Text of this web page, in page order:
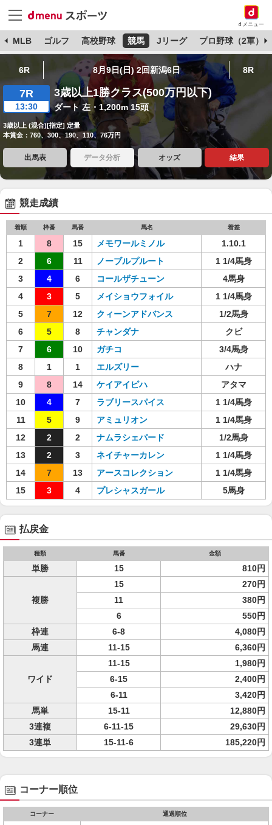
dメニュー
MLB ゴルフ 高校野球 競馬 Jリーグ プロ野球（2軍）
6R 8月9日(日) 2回新潟6日 8R
7R
13:30
3歳以上1勝クラス(500万円以下)
ダート 左・1,200m 15頭
3歳以上 (混合)[指定] 定量
本賞金：760、300、190、110、76万円
出馬表 データ分析 オッズ 結果
競走成績
着順 枠番 馬番 馬名 着差
1 8 15 メモワールミノル
1.10.1
2
6 11 ノーブルプルート
1 1/4馬身
3
4 6 コールザチューン
4馬身
4
3 5 メイショウフォイル
1 1/4馬身
5
7 12 クィーンアドバンス
1/2馬身
6
5 8 チャンダナ
クビ
7
6 10 ガチコ
3/4馬身
8
1 1 エルズリー
ハナ
9
8 14 ケイアイピハ
アタマ
10
4 7 ラブリースパイス
1 1/4馬身
11
5 9 アミュリオン
1 1/4馬身
12
2 2 ナムラシェパード
1/2馬身
13
2 3 ネイチャーカレン
1 1/4馬身
14
7 13 アースコレクション
1 1/4馬身
15
3 4 プレシャスガール 5馬身
払戻金
種類 馬番 金額
単勝 15 810円
複勝
15
270円
11
380円
6
550円
枠連
6-8
4,080円
馬連
11-15 6,360円
ワイド
11-15
1,980円
6-15
2,400円
6-11
3,420円
馬単
15-11
12,880円
3連複
6-11-15
29,630円
3連単
15-11-6 185,220円
コーナー順位
コーナー 通過順位